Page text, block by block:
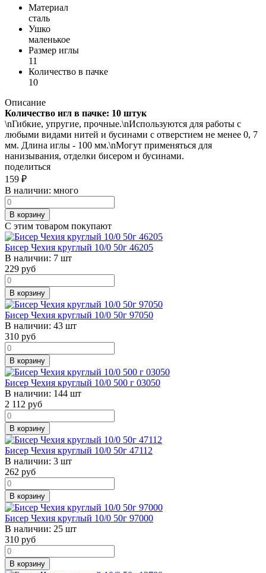
Материал
сталь
Ушко
маленькое
Размер иглы
11
Количество в пачке
10
Описание
Количество игл в пачке: 10 штук
\nГибкие, упругие, прочные.\nИспользуются для работы с
любыми видами нитей и бусинами с отверстием не менее 0, 7
мм. Длина иглы - 100 мм.\nМогут применяться для
нанизывания, отделки бисером и бусинами.
поделиться
159 ₽
В наличии: много
В корзину
С этим товаром покупают
Бисер Чехия круглый 10/0 50г 46205
В наличии: 7 шт
229 руб
В корзину
Бисер Чехия круглый 10/0 50г 97050
В наличии: 43 шт
310 руб
В корзину
Бисер Чехия круглый 10/0 500 г 03050
В наличии: 144 шт
2 112 руб
В корзину
Бисер Чехия круглый 10/0 50г 47112
В наличии: 3 шт
262 руб
В корзину
Бисер Чехия круглый 10/0 50г 97000
В наличии: 25 шт
310 руб
В корзину